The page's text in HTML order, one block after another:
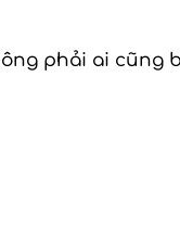
phải ai cũng